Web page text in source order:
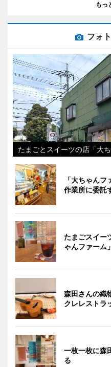
もっ
フォ
たまごとスイーツの店「大
「大ちゃん
作業所に委託
たまごスイー
ゃんファーム」
森田さんの織
クレレストラ
一枚一枚に森
る